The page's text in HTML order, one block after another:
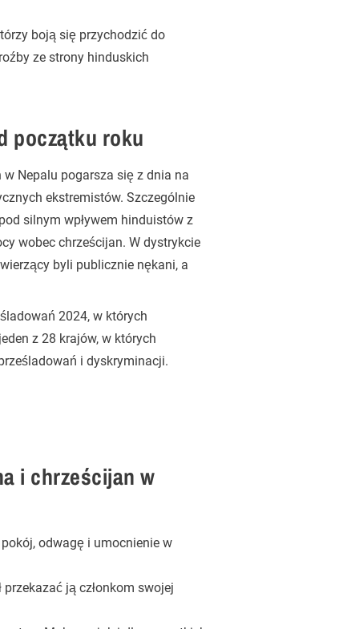
boją się przychodzić do
ze strony hinduskich
początku roku
Nepalu pogarsza się z dnia na
ekstremistów. Szczególnie
silnym wpływem hinduistów z
wobec chrześcijan. W dystrykcie
byli publicznie nękani, a
2024, w których
z 28 krajów, w których
i dyskryminacji.
i chrześcijan w
odwagę i umocnienie w
ją członkom swojej